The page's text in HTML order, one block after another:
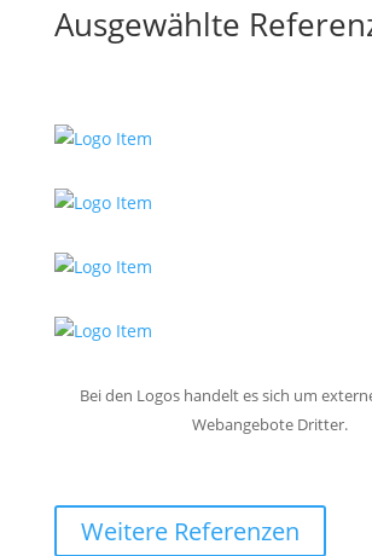
Ausgewählte
Bei den Logos handelt es sich um
Webangebote Dritter.
Weitere Referenzen